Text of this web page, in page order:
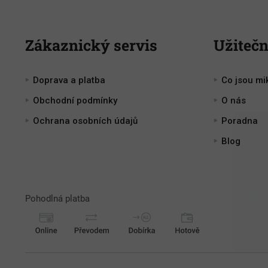
Zákaznický servis
Doprava a platba
Obchodní podmínky
Ochrana osobních údajů
Co jsou
O nás
Poradna
Blog
Pohodlná platba